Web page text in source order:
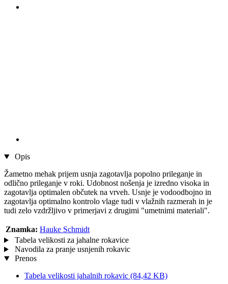
Opis
Žametno mehak prijem usnja zagotavlja popolno prileganje in
odlično prileganje v roki. Udobnost nošenja je izredno visoka in
zagotavlja optimalen občutek na vrveh. Usnje je vodoodbojno in
zagotavlja optimalno kontrolo vlage tudi v vlažnih razmerah in je
tudi zelo vzdržljivo v primerjavi z drugimi "umetnimi materiali".
Znamka: Hauke Schmidt
Tabela velikosti za jahalne rokavice
Navodila za pranje usnjenih rokavic
Prenos
Tabela velikosti jahalnih rokavic (84,42 KB)